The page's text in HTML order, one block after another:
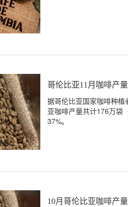
哥伦比亚11月咖啡产
据哥伦比亚国家咖啡种
亚咖啡产量共计176万袋
37%。
10月哥伦比亚咖啡产